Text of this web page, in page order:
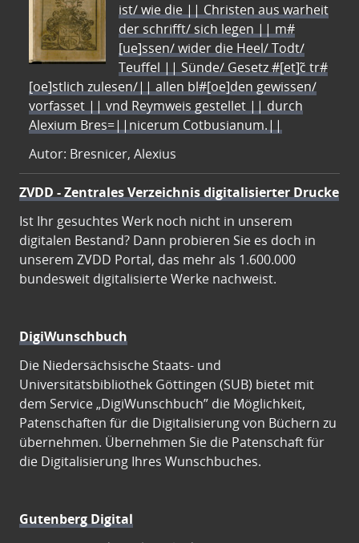
ist/ wie die || Christen aus warheit
der schrifft/ sich legen || m#
[ue]ssen/ wider die Heel/ Todt/
Teuffel || Sünde/ Gesetz #[et]c̃ tr#
[oe]stlich zulesen/|| allen bl#[oe]den gewissen/
vorfasset || vnd Reymweis gestellet || durch
Alexium Bres=||nicerum Cotbusianum.||
Autor: Bresnicer, Alexius
ZVDD - Zentrales Verzeichnis digitalisierter Drucke
Ist Ihr gesuchtes Werk noch nicht in unserem
digitalen Bestand? Dann probieren Sie es doch in
unserem ZVDD Portal, das mehr als 1.600.000
bundesweit digitalisierte Werke nachweist.
DigiWunschbuch
Die Niedersächsische Staats- und
Universitätsbibliothek Göttingen (SUB) bietet mit
dem Service „DigiWunschbuch” die Möglichkeit,
Patenschaften für die Digitalisierung von Büchern zu
übernehmen. Übernehmen Sie die Patenschaft für
die Digitalisierung Ihres Wunschbuches.
Gutenberg Digital